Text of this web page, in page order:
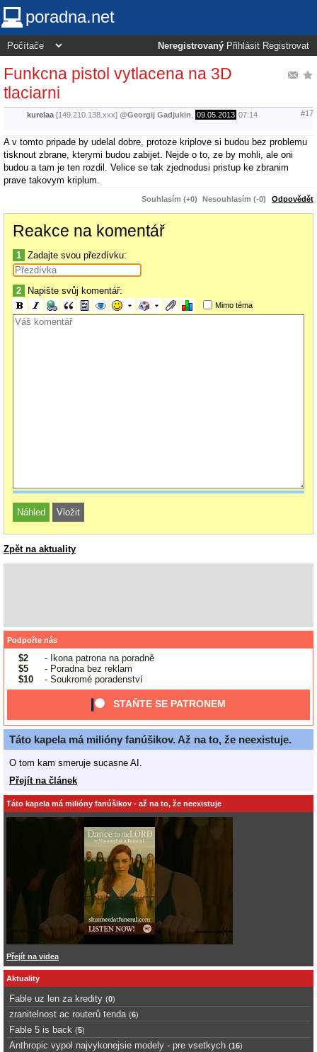
poradna.net
Neregistrovaný Přihlásit Registrovat
Funkcna pistol vytlacena na 3D
tlaciarni
kurelaa [149.210.138.xxx] @Georgij Gadjukin 09.05.2013 07:14 #17
A v tomto pripade by udelal dobre, protoze kriplove si budou bez problemu
tisknout zbrane, kterymi budou zabijet. Nejde o to, ze by mohli, ale oni
budou a tam je ten rozdil. Velice se tak zjednodusi pristup ke zbranim
prave takovym kriplum.
Souhlasím (+0) Nesouhlasím (-0) Odpovědět
Reakce na komentář
1 Zadajte svou přezdívku:
2 Napište svůj komentář:
Mimo téma
Zpět na aktuality
Podpořte nás
$2
- Ikona patrona na poradně
$5
- Poradna bez reklam
$10
- Soukromé poradenství
STAŇTE SE PATRONEM
Táto kapela má milióny fanúšikov. Až na to, že neexistuje.
O tom kam smeruje sucasne AI.
Přejít na článek
Táto kapela má milióny fanúšikov - až na to, že neexistuje
Přejít na videa
Aktuality
Fable uz len za kredity (0)
zranitelnost ac routerů tenda (6)
Fable 5 is back (5)
Anthropic vypol najvykonejsie modely - pre vsetkych (16)